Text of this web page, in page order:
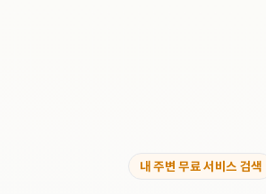
내 주변 무료 서비스 검색